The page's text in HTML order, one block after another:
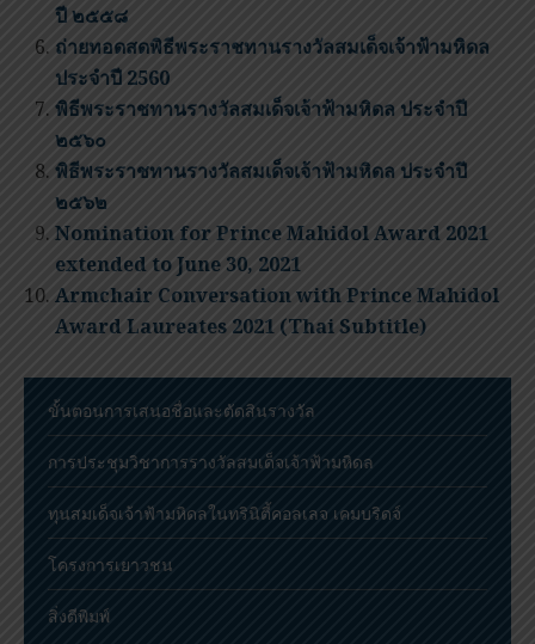
ปี ๒๕๕๘
ถ่ายทอดสดพิธีพระราชทานรางวัลสมเด็จเจ้าฟ้ามหิดล
ประจำปี 2560
พิธีพระราชทานรางวัลสมเด็จเจ้าฟ้ามหิดล ประจำปี
๒๕๖๐
พิธีพระราชทานรางวัลสมเด็จเจ้าฟ้ามหิดล ประจำปี
๒๕๖๒
Nomination for Prince Mahidol Award 2021
extended to June 30, 2021
Armchair Conversation with Prince Mahidol
Award Laureates 2021 (Thai Subtitle)
ขั้นตอนการเสนอชื่อและตัดสินรางวัล
การประชุมวิชาการรางวัลสมเด็จเจ้าฟ้ามหิดล
ทุนสมเด็จเจ้าฟ้ามหิดลในทรินิตี้คอลเลจ เคมบริดจ์
โครงการเยาวชน
สิ่งตีพิมพ์